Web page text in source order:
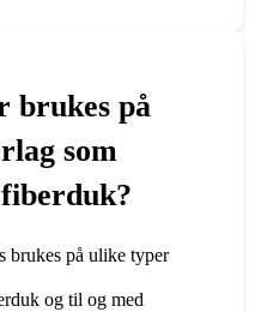
brukes på
som
brukes på ulike typer
og til og med